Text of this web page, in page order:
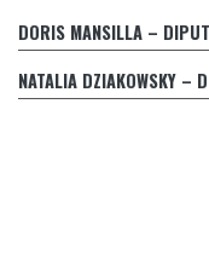
DORIS MANSILLA –
Declaración Partido
NATALIA DZIAKOWSKY –